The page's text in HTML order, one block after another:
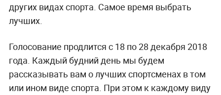
других видах спорта. Самое время выбрать
лучших.
Голосование продлится с 18 по 28 декабря 2018
года. Каждый будний день мы будем
рассказывать вам о лучших спортсменах в том
или ином виде спорта. При этом к каждому виду